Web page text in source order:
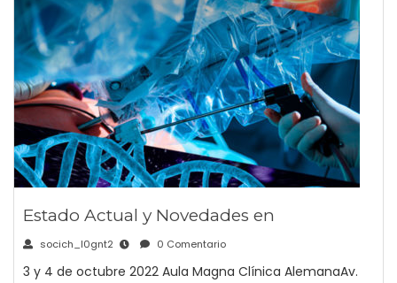
Estado Actual y Novedades en
socich_l0gnt2 0 Comentario
3 y 4 de octubre 2022 Aula Magna Clínica AlemanaAv.